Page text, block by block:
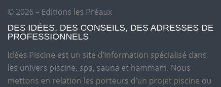
© 2026 – Editions les Préaux
DES IDÉES, DES CONSEILS, DES ADRESSES DE
PROFESSIONNELS
Idées Piscine est un site d’information spécialisé dans
les univers piscine, spa, sauna et hammam. Nous
mettons en relation les porteurs d’un projet piscine ou